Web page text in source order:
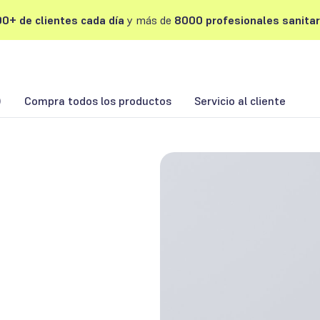
de clientes cada día y más de 8000 profesionales
Compra todos los productos Servicio al cliente